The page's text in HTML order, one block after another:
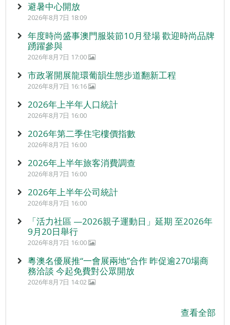
避暑中心開放
2026年8月7日 18:09
年度時尚盛事澳門服裝節10月登場 歡迎時尚品牌
踴躍參與
2026年8月7日 17:00
市政署開展龍環葡韻生態步道翻新工程
2026年8月7日 16:16
2026年上半年人口統計
2026年8月7日 16:00
2026年第二季住宅樓價指數
2026年8月7日 16:00
2026年上半年旅客消費調查
2026年8月7日 16:00
2026年上半年公司統計
2026年8月7日 16:00
「活力社區 —2026親子運動日」延期 至2026年
9月20日舉行
2026年8月7日 16:00
粵澳名優展推“一會展兩地”合作 昨促逾270場商
務洽談 今起免費對公眾開放
2026年8月7日 14:02
查看全部